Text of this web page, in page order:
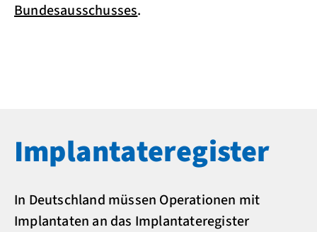
Bundesausschusses.
Implantate­register
In Deutschland müssen Operationen mit
Implantaten an das Implantateregister